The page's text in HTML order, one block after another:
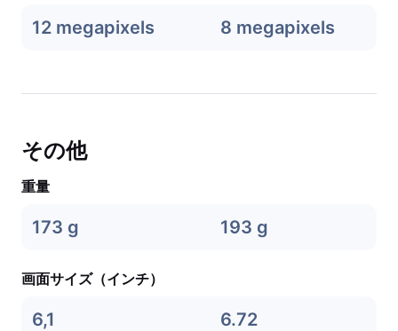
12 megapixels 8 megapixels
その他
重量
173 g 193 g
画面サイズ（インチ）
6,1 6.72